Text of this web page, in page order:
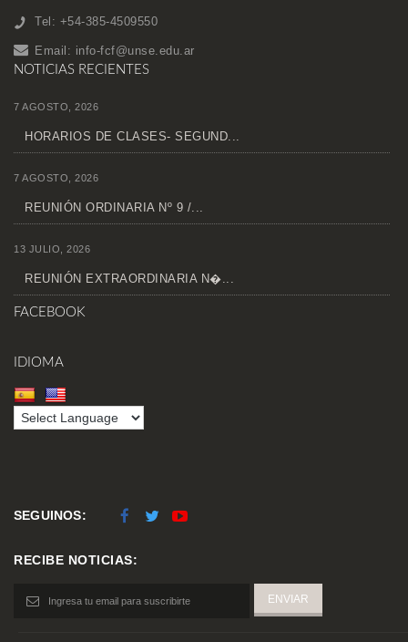
Tel: +54-385-4509550
Email: info-fcf@unse.edu.ar
NOTICIAS RECIENTES
7 AGOSTO, 2026
HORARIOS DE CLASES- SEGUND...
7 AGOSTO, 2026
REUNIÓN ORDINARIA Nº 9 /...
13 JULIO, 2026
REUNIÓN EXTRAORDINARIA N�...
FACEBOOK
IDIOMA
SEGUINOS:
RECIBE NOTICIAS: